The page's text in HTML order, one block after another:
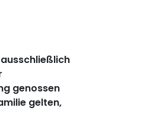
genossen
gelten,